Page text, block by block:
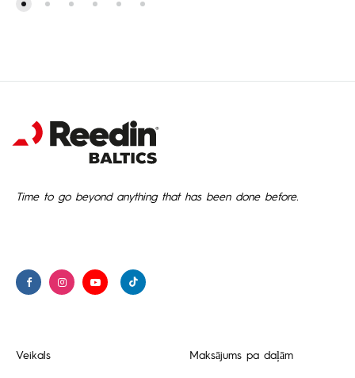
Time to go beyond anything that has been done before.
Veikals Maksājums pa daļām